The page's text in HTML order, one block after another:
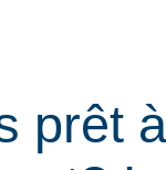
prêt